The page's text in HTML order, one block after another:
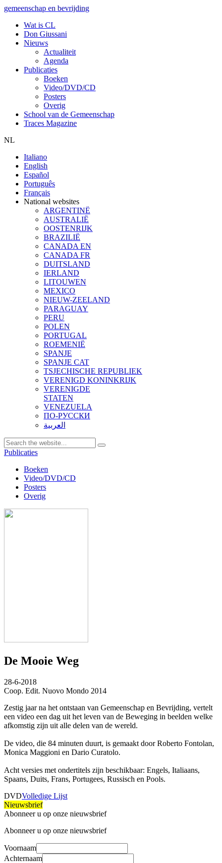
gemeenschap en bevrijding
Wat is CL
Don Giussani
Nieuws
Actualiteit
Agenda
Publicaties
Boeken
Video/DVD/CD
Posters
Overig
School van de Gemeenschap
Traces Magazine
NL
Italiano
English
Español
Português
Français
National websites
ARGENTINË
AUSTRALIË
OOSTENRIJK
BRAZILIË
CANADA EN
CANADA FR
DUITSLAND
IERLAND
LITOUWEN
MEXICO
NIEUW-ZEELAND
PARAGUAY
PERU
POLEN
PORTUGAL
ROEMENIË
SPANJE
SPANJE CAT
TSJECHISCHE REPUBLIEK
VERENIGD KONINKRIJK
VERENIGDE
STATEN
VENEZUELA
ПО-РУССКИ
العربية
Publicaties
Boeken
Video/DVD/CD
Posters
Overig
De Mooie Weg
28-6-2018
Coop. Edit. Nuovo Mondo 2014
Zestig jaar na het ontstaan van Gemeenschap en Bevrijding, vertelt
een video een dag uit het leven van de Beweging in beelden welke
afkomstig zijn uit alle delen van de wereld.
De video, die 84 minuten duurt, is gemaakt door Roberto Fontolan,
Monica Maggioni en Dario Curatolo.
Acht versies met ondertitels zijn beschikbaar: Engels, Italiaans,
Spaans, Duits, Frans, Portugees, Russisch en Pools.
DVDVolledige Lijst
Nieuwsbrief
Abonneer u op onze nieuwsbrief
Abonneer u op onze nieuwsbrief
Voornaam
Achternaam